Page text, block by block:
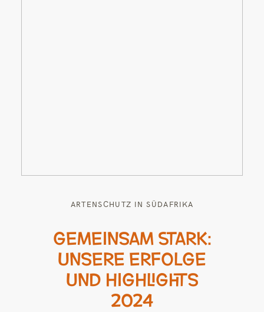
ARTENSCHUTZ IN SÜDAFRIKA
GEMEINSAM STARK:
UNSERE ERFOLGE
UND HIGHLIGHTS
2024